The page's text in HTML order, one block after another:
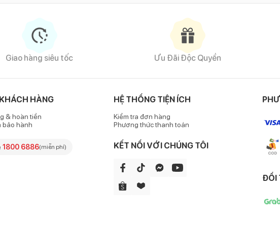
cộc cài lệch Bibo's rip 1757 trắng in cún
gây cộm ngứa da bé.
có phom dáng rộng rãi, tạo cảm giác thoáng mát và thoải mái cho bé trong
tốt, đảm bảo không gây hằn đỏ lên da bé.
Giao hàng siêu tốc Ưu Đãi Độc Quyền
HÀNG
& hoàn tiền
bảo hành
1800 6886(miễn phí)
HỆ THỐNG TIỆN ÍCH
Kiểm tra đơn hàng
Phương thức thanh toán
KẾT NỐI VỚI CHÚNG TÔI
ĐỐI